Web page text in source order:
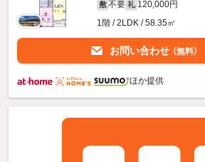
敷 不要 礼 120,000円
1階 / 2LDK / 58.35㎡
お問い合わせ （無料）
ほか提供